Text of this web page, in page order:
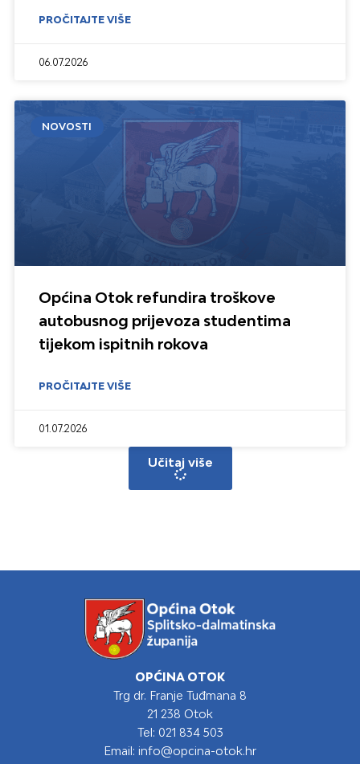
PROČITAJTE VIŠE
06.07.2026
NOVOSTI
Općina Otok refundira troškove
autobusnog prijevoza studentima
tijekom ispitnih rokova
PROČITAJTE VIŠE
01.07.2026
Učitaj više
OPĆINA OTOK
Trg dr. Franje Tuđmana 8
21 238 Otok
Tel: 021 834 503
Email: info@opcina-otok.hr